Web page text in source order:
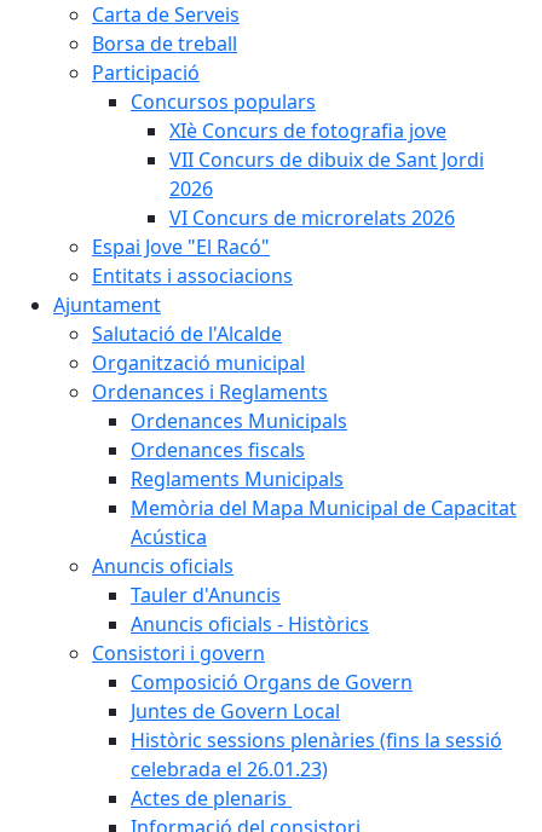
Carta de Serveis
Borsa de treball
Participació
Concursos populars
XIè Concurs de fotografia jove
VII Concurs de dibuix de Sant Jordi
2026
VI Concurs de microrelats 2026
Espai Jove "El Racó"
Entitats i associacions
Ajuntament
Salutació de l'Alcalde
Organització municipal
Ordenances i Reglaments
Ordenances Municipals
Ordenances fiscals
Reglaments Municipals
Memòria del Mapa Municipal de Capacitat
Acústica
Anuncis oficials
Tauler d'Anuncis
Anuncis oficials - Històrics
Consistori i govern
Composició Organs de Govern
Juntes de Govern Local
Històric sessions plenàries (fins la sessió
celebrada el 26.01.23)
Actes de plenaris